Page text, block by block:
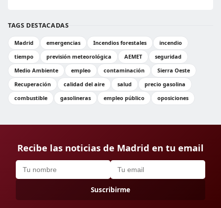
TAGS DESTACADAS
Madrid emergencias Incendios forestales
incendio
tiempo
previsión meteorológica AEMET
seguridad
Medio Ambiente
empleo contaminación
Sierra Oeste
Recuperación
calidad del aire salud
precio gasolina
combustible
gasolineras empleo público oposiciones
Recibe las noticias de Madrid en tu email
Suscribirme